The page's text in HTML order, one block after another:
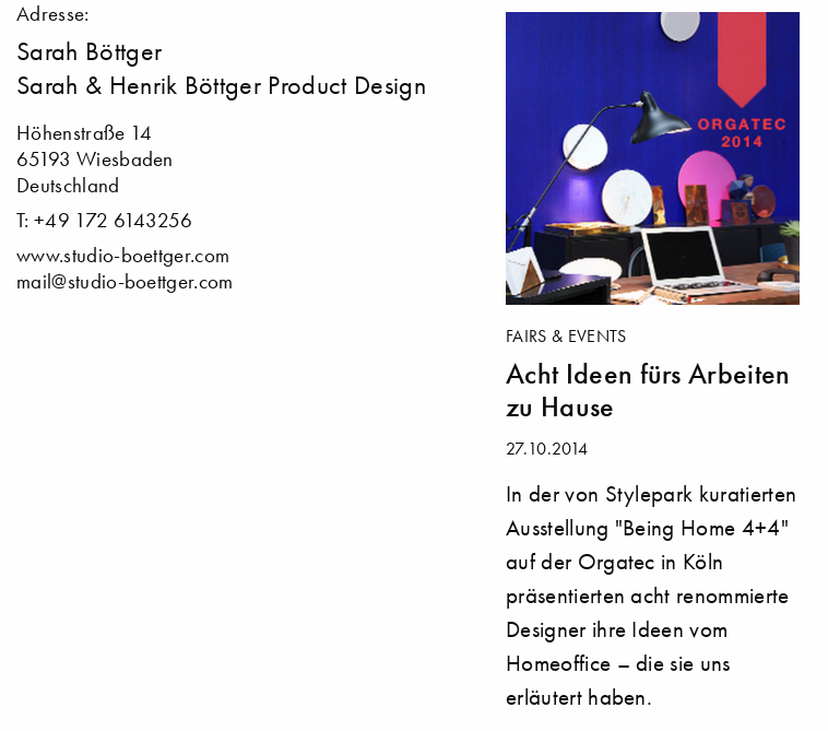
Adresse:
Sarah Böttger
Sarah & Henrik Böttger Product Design
Höhenstraße 14
65193 Wiesbaden
Deutschland
T: +49 172 6143256
www.studio-boettger.com
mail@studio-boettger.com
FAIRS & EVENTS
Acht Ideen fürs Arbeiten
zu Hause
27.10.2014
In der von Stylepark kuratierten
Ausstellung "Being Home 4+4"
auf der Orgatec in Köln
präsentierten acht renommierte
Designer ihre Ideen vom
Homeoffice – die sie uns
erläutert haben.